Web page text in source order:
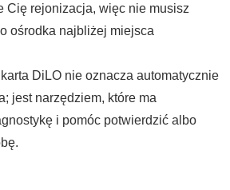
Cię rejonizacja, więc nie musisz
ośrodka najbliżej miejsca
DiLO nie oznacza automatycznie
jest narzędziem, które ma
i pomóc potwierdzić albo